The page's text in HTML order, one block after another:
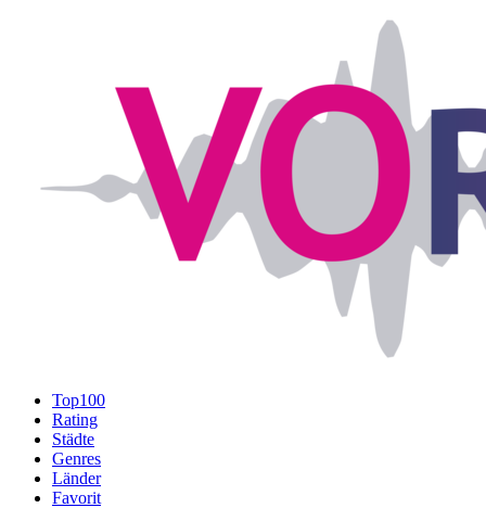
Top100
Rating
Städte
Genres
Länder
Favorit